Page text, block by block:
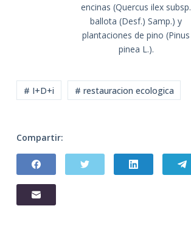
encinas (Quercus ilex subsp.
ballota (Desf.) Samp.) y
plantaciones de pino (Pinus
pinea L.).
# I+D+i # restauracion ecologica
Compartir: